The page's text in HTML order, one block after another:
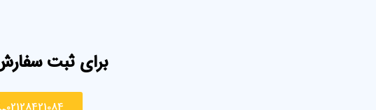
برای ثبت